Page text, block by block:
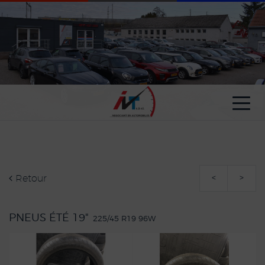
Retour < >
PNEUS ÉTÉ 19" 225/45 R19 96W
Paramètres avancés des cookies